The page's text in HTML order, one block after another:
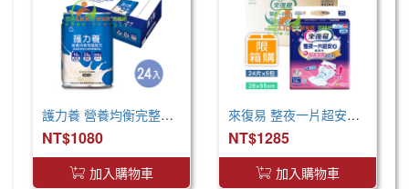
護力養 營養均衡完整配方(250ml x24罐 x2箱)
NT$1080
加入購物車
來復易 整夜一片超安心尿片55cm(24片*5包/箱) 取代原先臀部加寬尿片
NT$1285
加入購物車